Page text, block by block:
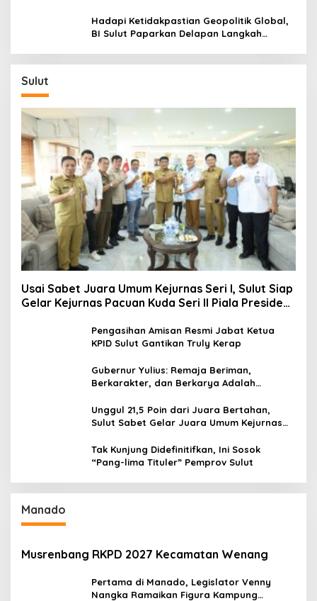
Hadapi Ketidakpastian Geopolitik Global,
BI Sulut Paparkan Delapan Langkah
Sulut
Usai Sabet Juara Umum Kejurnas Seri I, Sulut Siap
Gelar Kejurnas Pacuan Kuda Seri II Piala Presiden
Pengasihan Amisan Resmi Jabat Ketua
KPID Sulut Gantikan Truly Kerap
Gubernur Yulius: Remaja Beriman,
Berkarakter, dan Berkarya Adalah
Unggul 21,5 Poin dari Juara Bertahan,
Sulut Sabet Gelar Juara Umum Kejurnas
Tak Kunjung Didefinitifkan, Ini Sosok
“Pang-lima Tituler” Pemprov Sulut
Manado
Musrenbang RKPD 2027 Kecamatan Wenang
Pertama di Manado, Legislator Venny
Nangka Ramaikan Figura Kampung